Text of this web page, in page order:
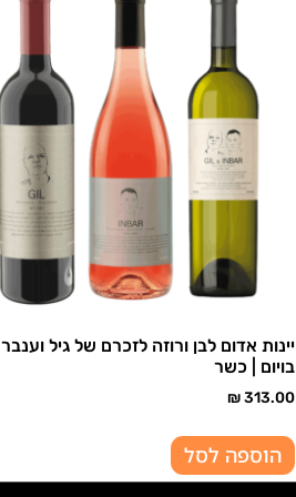
יינות אדום לבן ורוזה לזכרם של גיל וענבר
בויום | כשר
₪313.00
הוספה לסל